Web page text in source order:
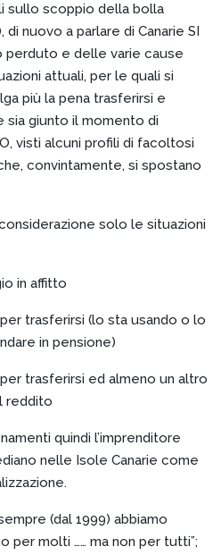
sullo scoppio della bolla
di nuovo a parlare di Canarie SI
perduto e delle varie cause
attuali, per le quali si
più la pena trasferirsi e
giunto il momento di
visti alcuni profili di facoltosi
convintamente, si spostano
solo le situazioni
in affitto
trasferirsi (lo sta usando o lo
in pensione)
trasferirsi ed almeno un altro
reddito
quindi l’imprenditore
nelle Isole Canarie come
(dal 1999) abbiamo
per molti …… ma non per tutti”;